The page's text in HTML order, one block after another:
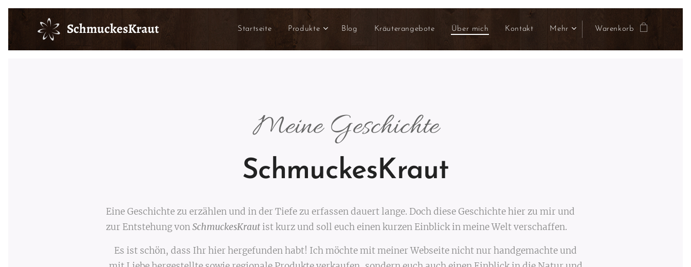
SchmuckesKraut Startseite Produkte Blog Kräuterangebote Über mich Kontakt Mehr Warenkorb
Meine Geschichte
SchmuckesKraut
Eine Geschichte zu erzählen und in der Tiefe zu erfassen dauert lange. Doch diese Geschichte hier zu mir und
zur Entstehung vonSchmuckesKrautist kurz und soll euch einen kurzen Einblick in meine Welt verschaffen.
Es ist schön, dass Ihr hier hergefunden habt! Ich möchte mit meiner Webseite nicht nur handgemachte und